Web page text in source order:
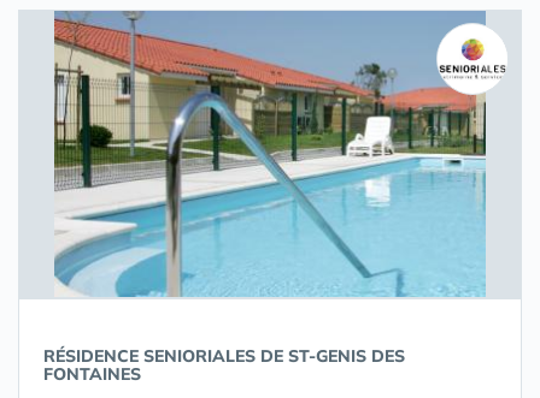
RÉSIDENCE SENIORIALES DE ST-GENIS DES
FONTAINES